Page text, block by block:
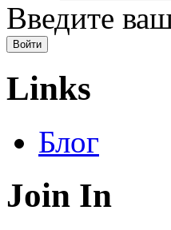
Введите
Links
Блог
Join In